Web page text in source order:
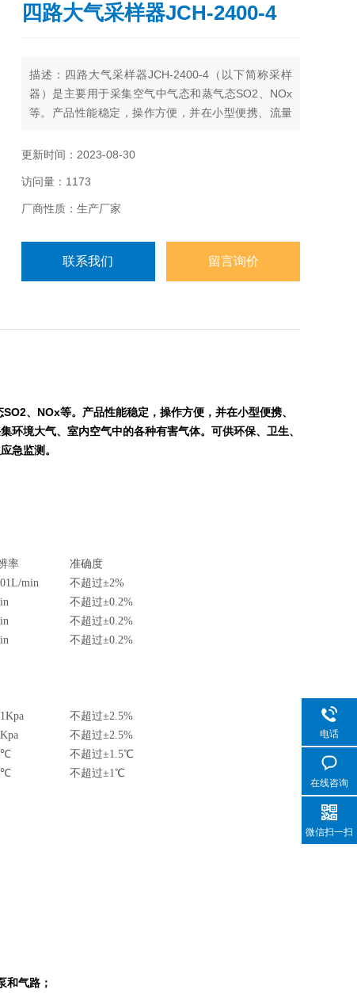
四路大气采样器JCH-2400-4
描述：四路大气采样器JCH-2400-4（以下简称采样
器）是主要用于采集空气中气态和蒸气态SO2、NOx
等。产品性能稳定，操作方便，并在小型便携、流量
采样器应用溶液吸收法采集环境大气、室内空气中的
事、科研、教育、检测公司等部门用于气态物质和气
溶胶的常规及应急监测。
更新时间：2023-08-30
访问量：1173
厂商性质：生产厂家
联系我们 留言询价
、NOx等。产品性能稳定，操作方便，并在小型便携、
境大气、室内空气中的各种有害气体。可供环保、卫生、
急监测。
率
准确度
min
不超过±2%
不超过±0.2%
不超过±0.2%
不超过±0.2%
不超过±2.5%
不超过±2.5%
不超过±1.5℃
不超过±1℃
和气路；
电话
在线咨询
微信扫一扫